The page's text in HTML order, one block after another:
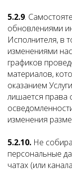
5.2.9.
обновлениями
Исполнителя, в
изменениями
графиков
материалов,
оказанием
лишается права
изменения
5.2.10. Не
персональные
чатах (или